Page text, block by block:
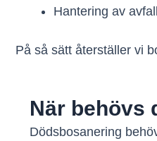
Hantering av
På så sätt återställer vi
När behövs
Dödsbosanering